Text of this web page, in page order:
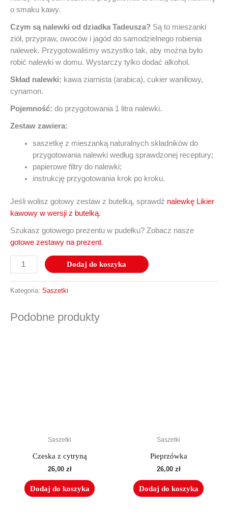
o smaku kawy.
Czym są nalewki od dziadka Tadeusza? Są to mieszanki
ziół, przypraw, owoców i jagód do samodzielnego robienia
nalewek. Przygotowaliśmy wszystko tak, aby można było
robić nalewki w domu. Wystarczy tylko dodać alkohol.
Skład nalewki: kawa ziarnista (arabica), cukier waniliowy,
cynamon.
Pojemność: do przygotowania 1 litra nalewki.
Zestaw zawiera:
saszetkę z mieszanką naturalnych składników do
przygotowania nalewki według sprawdzonej receptury;
papierowe filtry do nalewki;
instrukcję przygotowania krok po kroku.
Jeśli wolisz gotowy zestaw z butelką, sprawdź nalewkę Likier
kawowy w wersji z butelką.
Szukasz gotowego prezentu w pudełku? Zobacz nasze
gotowe zestawy na prezent.
Dodaj do koszyka
Kategoria: Saszetki
Podobne produkty
Saszetki
Czeska z cytryną
26,00 zł
Dodaj do koszyka
Saszetki
Pieprzówka
26,00 zł
Dodaj do koszyka